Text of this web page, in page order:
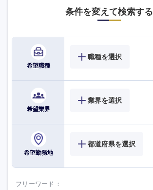
条件を変えて検索する
希望職種
職種を選択
希望業界
業界を選択
希望勤務地
都道府県を選択
フリーワード